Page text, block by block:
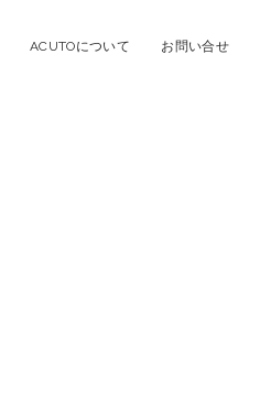
ACUTOについて お問い合せ